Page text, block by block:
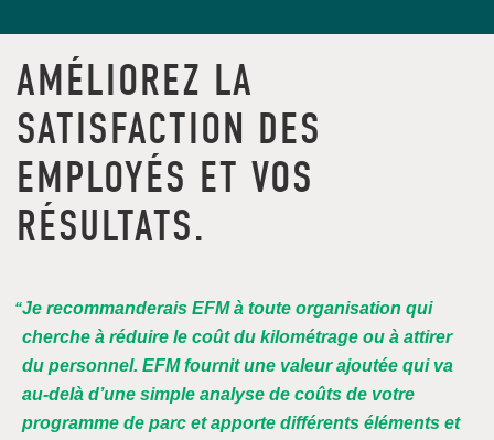
AMÉLIOREZ LA
SATISFACTION DES
EMPLOYÉS ET VOS
RÉSULTATS.
Je recommanderais EFM à toute organisation qui
cherche à réduire le coût du kilométrage ou à attirer
du personnel. EFM fournit une valeur ajoutée qui va
au-delà d’une simple analyse de coûts de votre
programme de parc et apporte différents éléments et